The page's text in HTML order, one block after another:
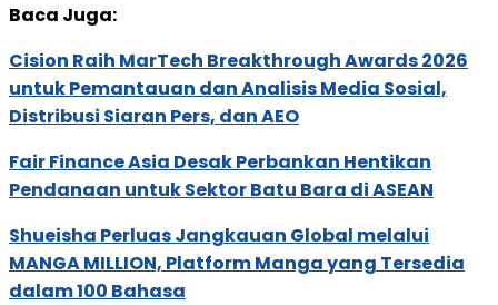
Baca Juga:
Cision Raih MarTech Breakthrough Awards 2026
untuk Pemantauan dan Analisis Media Sosial,
Distribusi Siaran Pers, dan AEO
Fair Finance Asia Desak Perbankan Hentikan
Pendanaan untuk Sektor Batu Bara di ASEAN
Shueisha Perluas Jangkauan Global melalui
MANGA MILLION, Platform Manga yang Tersedia
dalam 100 Bahasa